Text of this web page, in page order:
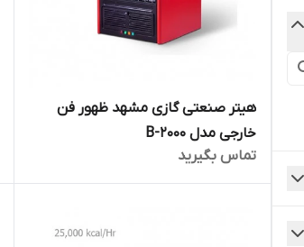
هیتر صنعتی گازی مشهد ظهور فن
خارجی مدل B-2000
تماس بگیرید